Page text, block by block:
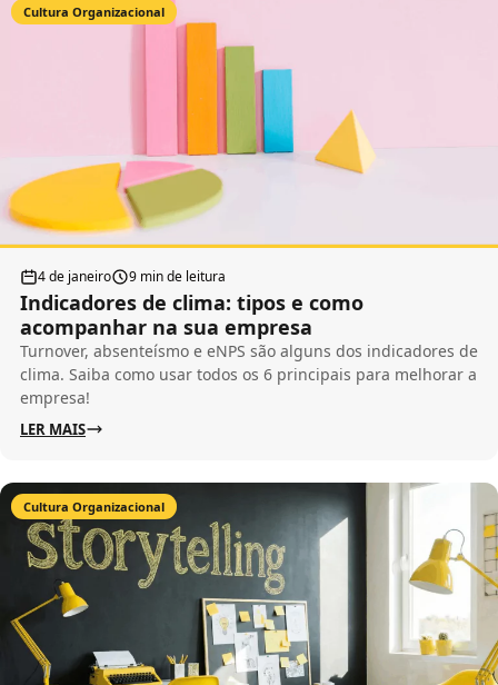
Cultura Organizacional
4 de janeiro 9 min de leitura
Indicadores de clima: tipos e como
acompanhar na sua empresa
Turnover, absenteísmo e eNPS são alguns dos indicadores de
clima. Saiba como usar todos os 6 principais para melhorar a
empresa!
LER MAIS
Cultura Organizacional